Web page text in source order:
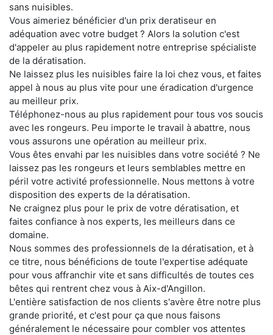
sans nuisibles.
Vous aimeriez bénéficier d'un prix deratiseur en
adéquation avec votre budget ? Alors la solution c'est
d'appeler au plus rapidement notre entreprise spécialiste
de la dératisation.
Ne laissez plus les nuisibles faire la loi chez vous, et faites
appel à nous au plus vite pour une éradication d'urgence
au meilleur prix.
Téléphonez-nous au plus rapidement pour tous vos soucis
avec les rongeurs. Peu importe le travail à abattre, nous
vous assurons une opération au meilleur prix.
Vous êtes envahi par les nuisibles dans votre société ? Ne
laissez pas les rongeurs et leurs semblables mettre en
péril votre activité professionnelle. Nous mettons à votre
disposition des experts de la dératisation.
Ne craignez plus pour le prix de votre dératisation, et
faites confiance à nos experts, les meilleurs dans ce
domaine.
Nous sommes des professionnels de la dératisation, et à
ce titre, nous bénéficions de toute l'expertise adéquate
pour vous affranchir vite et sans difficultés de toutes ces
bêtes qui rentrent chez vous à Aix-d'Angillon.
L'entière satisfaction de nos clients s'avère être notre plus
grande priorité, et c'est pour ça que nous faisons
généralement le nécessaire pour combler vos attentes